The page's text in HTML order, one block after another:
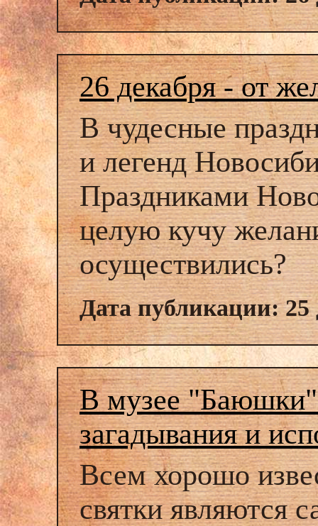
26 декабря - от
В чудесные
и легенд
Праздниками
целую кучу
осуществились?
Дата публикации: 25
В музее "Баюшки"
загадывания и
Всем хорошо
святки являются